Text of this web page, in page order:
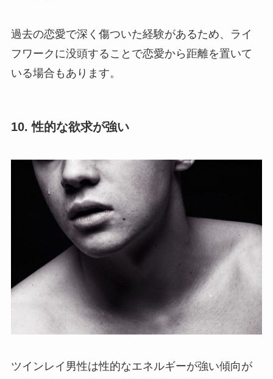
過去の恋愛で深く傷ついた経験があるため、ライ
フワークに没頭することで恋愛から距離を置いて
いる場合もあります。
10. 性的な欲求が強い
ツインレイ男性は性的なエネルギーが強い傾向が